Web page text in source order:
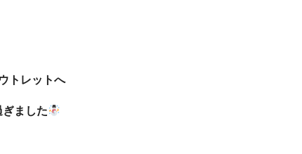
トレットへ
ました